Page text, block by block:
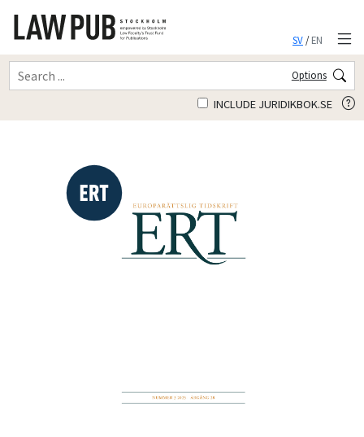
SV/EN
Options
INCLUDE JURIDIKBOK.SE